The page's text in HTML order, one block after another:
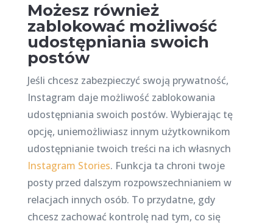
Możesz również
zablokować możliwość
udostępniania swoich
postów
Jeśli chcesz zabezpieczyć swoją prywatność,
Instagram daje możliwość zablokowania
udostępniania swoich postów. Wybierając tę
opcję, uniemożliwiasz innym użytkownikom
udostępnianie twoich treści na ich własnych
Instagram Stories. Funkcja ta chroni twoje
posty przed dalszym rozpowszechnianiem w
relacjach innych osób. To przydatne, gdy
chcesz zachować kontrolę nad tym, co się